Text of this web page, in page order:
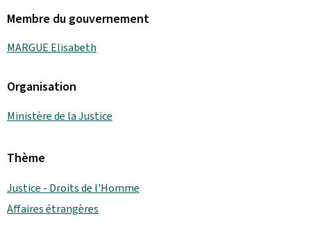
Membre du gouvernement
MARGUE Elisabeth
Organisation
Ministère de la Justice
Thème
Justice - Droits de l'Homme
Affaires étrangères